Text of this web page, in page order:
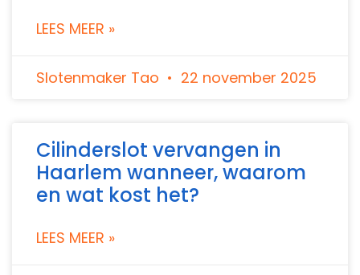
LEES MEER »
Slotenmaker Tao 22 november 2025
Cilinderslot vervangen in
Haarlem wanneer, waarom
en wat kost het?
LEES MEER »